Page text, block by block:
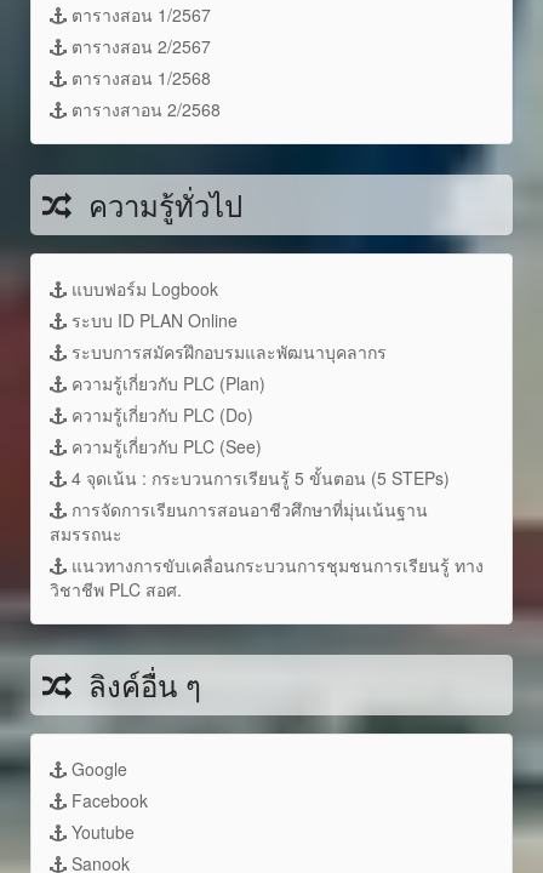
ตารางสอน 1/2567
ตารางสอน 2/2567
ตารางสอน 1/2568
ตารางสาอน 2/2568
ความรู้ทั่วไป
แบบฟอร์ม Logbook
ระบบ ID PLAN Online
ระบบการสมัครฝึกอบรมและพัฒนาบุคลากร
ความรู้เกี่ยวกับ PLC (Plan)
ความรู้เกี่ยวกับ PLC (Do)
ความรู้เกี่ยวกับ PLC (See)
4 จุดเน้น : กระบวนการเรียนรู้ 5 ขั้นตอน (5 STEPs)
การจัดการเรียนการสอนอาชีวศึกษาที่มุ่นเน้นฐาน
สมรรถนะ
แนวทางการขับเคลื่อนกระบวนการชุมชนการเรียนรู้ ทาง
วิชาชีพ PLC สอศ.
ลิงค์อื่น ๆ
Google
Facebook
Youtube
Sanook